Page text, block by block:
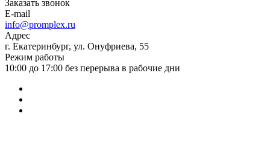
Заказать звонок
E-mail
info@promplex.ru
Адрес
г. Екатеринбург, ул. Онуфриева, 55
Режим работы
10:00 до 17:00 без перерыва в рабочие дни